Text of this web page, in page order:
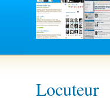
Locuteur